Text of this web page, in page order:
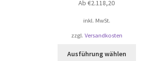
Ab €2.118,20
inkl. MwSt.
zzgl. Versandkosten
Ausführung wählen